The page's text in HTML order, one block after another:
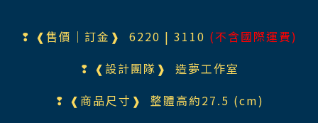
❢ ❰售價｜訂金❱ 6220 | 3110 (不含國際運費)
❢ ❰設計團隊❱ 造夢工作室
❢ ❰商品尺寸❱ 整體高約27.5 (cm)